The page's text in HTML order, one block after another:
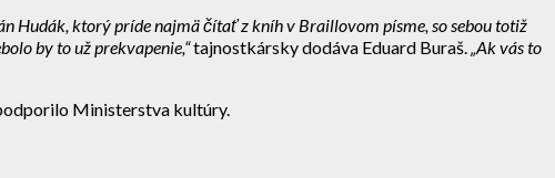
Hudák, ktorý príde najmä čítať z kníh v Braillovom písme, so sebou totiž
by to už prekvapenie,“tajnostkársky dodáva Eduard Buraš. „Ak vás to
Ministerstva kultúry.